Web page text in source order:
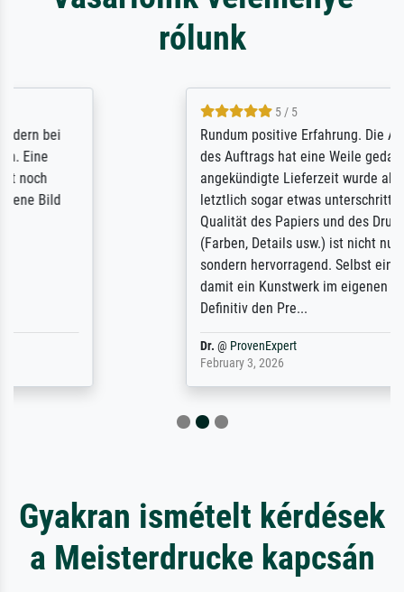
rólunk
Rundum positive Erfahrung. Die Ausführung
des Auftrags hat eine Weile gedauert, die
angekündigte Lieferzeit wurde aber
letztlich sogar etwas unterschritten. Die
Qualität des Papiers und des Drucks
(Farben, Details usw.) ist nicht nur gut,
sondern hervorragend. Selbst ein Druck ist
damit ein Kunstwerk im eigenen Sinne.
Gyakran ismételt kérdések
a Meisterdrucke kapcsán